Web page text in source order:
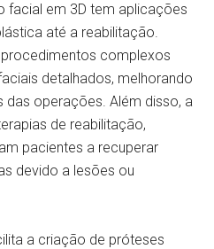
facial em 3D tem aplicações
até a reabilitação.
complexos
detalhados, melhorando
das operações. Além disso, a
de reabilitação,
pacientes a recuperar
devido a lesões ou
a criação de próteses